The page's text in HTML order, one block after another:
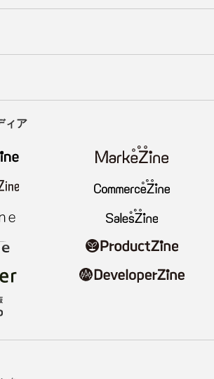
ィア